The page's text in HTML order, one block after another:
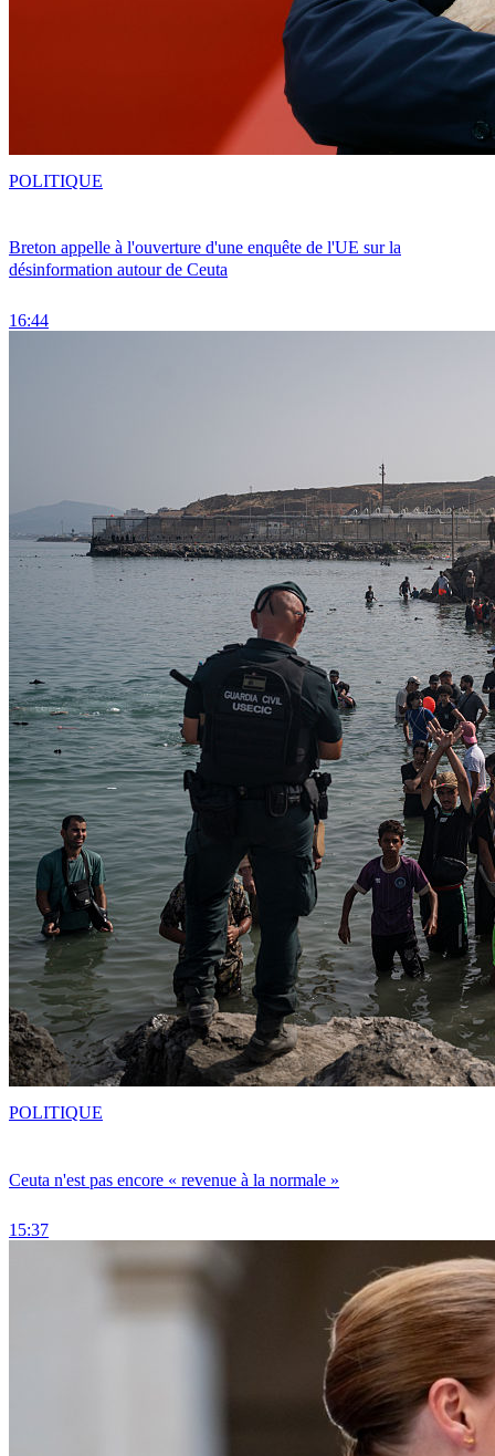
Breton appelle à l'ouverture d'une enquête de l'UE sur la
désinformation autour de Ceuta
16:44
POLITIQUE
Ceuta n'est pas encore « revenue à la normale »
15:37
POLITIQUE